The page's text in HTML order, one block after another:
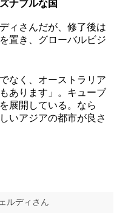
ナブルな国
ィさんだが、修了後は
置き、グローバルビジ
なく、オーストラリア
あります」。キューブ
展開している。なら
いアジアの都市が良さ
ルディさん